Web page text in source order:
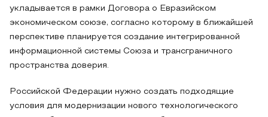
укладывается в рамки Договора о Евразийском
экономическом союзе, согласно которому в ближайшей
перспективе планируется создание интегрированной
информационной системы Союза и трансграничного
пространства доверия.
Российской Федерации нужно создать подходящие
условия для модернизации нового технологического